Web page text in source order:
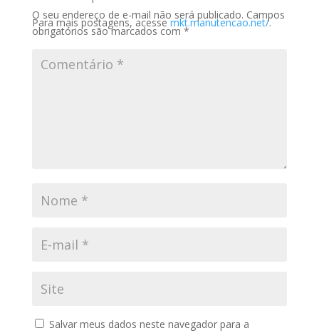
Para mais postagens, acessemkt.manutencao.net/.
O seu endereço de e-mail não será publicado. Campos
obrigatórios são marcados com *
Salvar meus dados neste navegador para a